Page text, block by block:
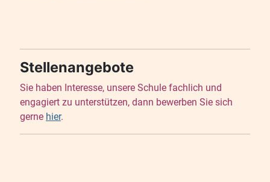
Stellenangebote
Sie haben Interesse, unsere Schule fachlich und
engagiert zu unterstützen, dann bewerben Sie sich
gerne hier.